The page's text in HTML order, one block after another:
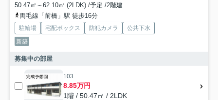
50.47㎡～62.10㎡ (2LDK) /予定 /2階建
両毛線「前橋」駅 徒歩16分
駐輪場 宅配ボックス 防犯カメラ
公共下水
新築
募集中の部屋
103
8.85万円
1階 / 50.47㎡ / 2LDK